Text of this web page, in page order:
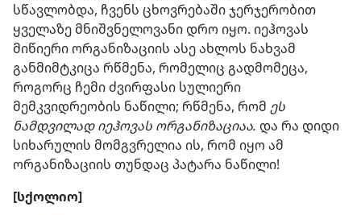
სწავლობდა, ჩვენს ცხოვრებაში ჯერჯერობით
ყველაზე მნიშვნელოვანი დრო იყო. იეჰოვას
მიწიერი ორგანიზაციის ასე ახლოს ნახვამ
განმიმტკიცა რწმენა, რომელიც გადმომეცა,
როგორც ჩემი ძვირფასი სულიერი
მემკვიდრეობის ნაწილი; რწმენა, რომ ეს
ნამდვილად იეჰოვას ორგანიზაციაა. და რა დიდი
სიხარულის მომგვრელია ის, რომ იყო ამ
ორგანიზაციის თუნდაც პატარა ნაწილი!
[სქოლიო]